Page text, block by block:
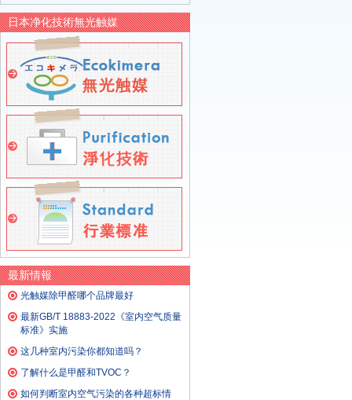
日本净化技術無光触媒
最新情報
光触媒除甲醛哪个品牌最好
最新GB/T 18883-2022《室内空气质量
标准》实施
这几种室内污染你都知道吗？
了解什么是甲醛和TVOC？
如何判断室内空气污染的各种超标情